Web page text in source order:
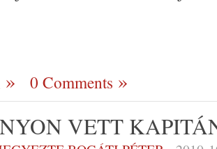
0 Comments
VETT